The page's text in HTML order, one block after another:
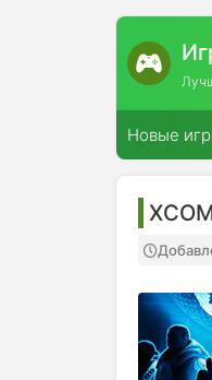
Новые